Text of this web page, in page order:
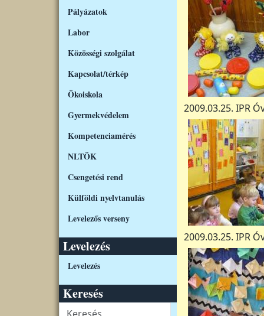
Pályázatok
Labor
Közösségi szolgálat
Kapcsolat/térkép
Ökoiskola
Gyermekvédelem
Kompetenciamérés
NLTÖK
Csengetési rend
Külföldi nyelvtanulás
Levelezős verseny
Levelezés
Levelezés
Keresés
Keresés
2009.03.25. IPR
2009.03.25. IPR